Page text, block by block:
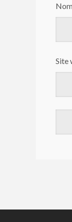
Site